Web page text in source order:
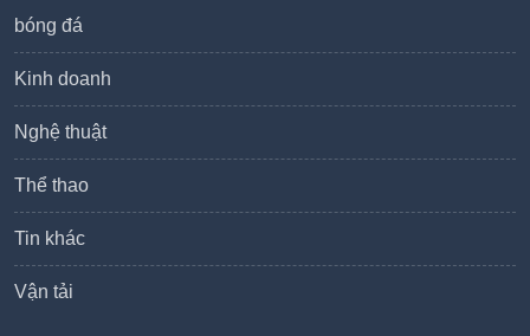
bóng đá
Kinh doanh
Nghệ thuật
Thể thao
Tin khác
Vận tải